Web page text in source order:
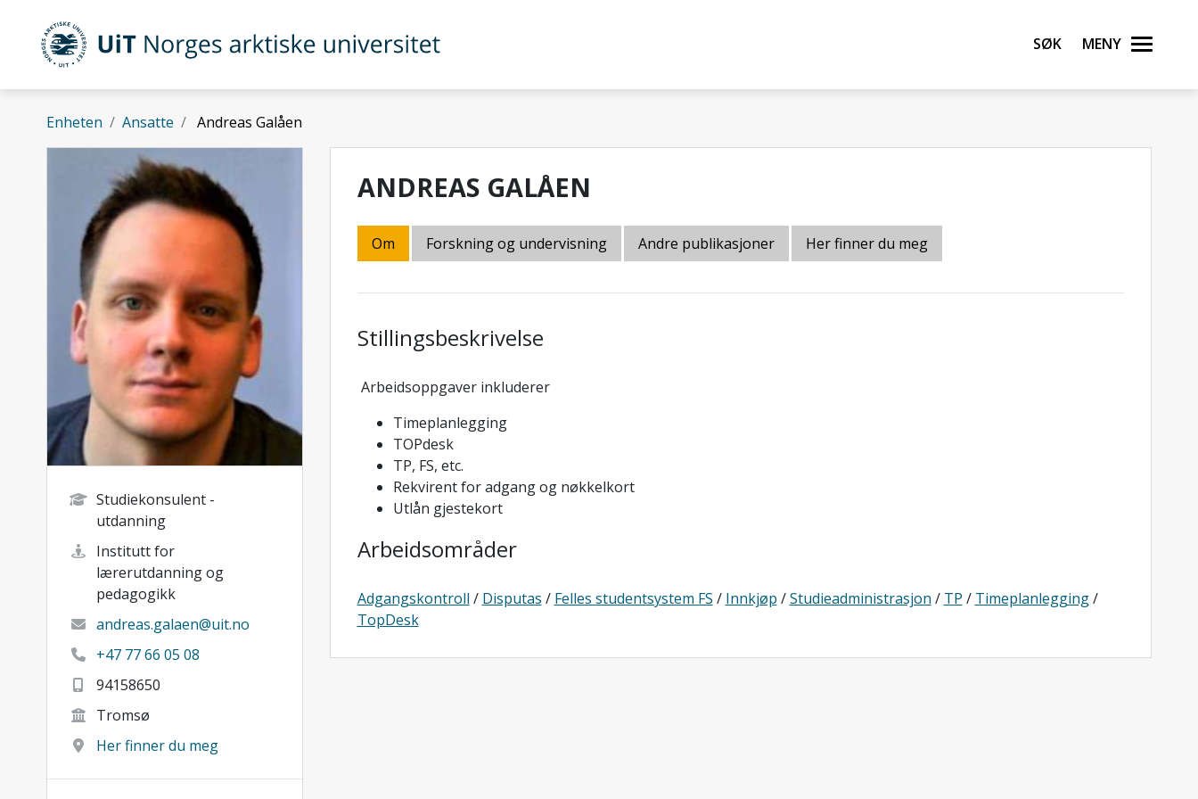
Gå til hovedinnhold
UiT Norges arktiske universitet Søk Meny
Enheten Ansatte Andreas Galåen
Studiekonsulent -
utdanning
Institutt for
lærerutdanning og
pedagogikk
andreas.galaen@uit.no
+47 77 66 05 08
94158650
Tromsø
Her finner du meg
ANDREAS GALÅEN
Om Forskning og undervisning Andre publikasjoner Her finner du meg
Stillingsbeskrivelse
Arbeidsoppgaver inkluderer
Timeplanlegging
TOPdesk
TP, FS, etc.
Rekvirent for adgang og nøkkelkort
Utlån gjestekort
Arbeidsområder
Adgangskontroll / Disputas / Felles studentsystem FS / Innkjøp /Studieadministrasjon / TP / Timeplanlegging/
TopDesk